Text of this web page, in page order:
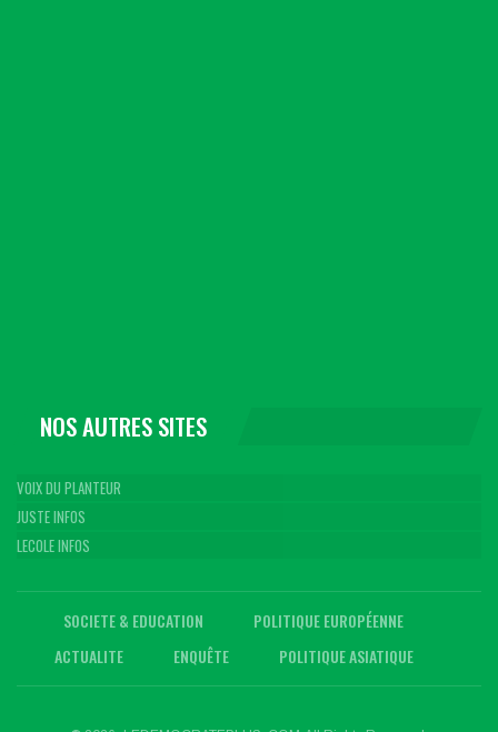
NOS AUTRES SITES
VOIX DU PLANTEUR
JUSTE INFOS
LECOLE INFOS
SOCIETE & EDUCATION
POLITIQUE EUROPÉENNE
ACTUALITE
ENQUÊTE POLITIQUE ASIATIQUE